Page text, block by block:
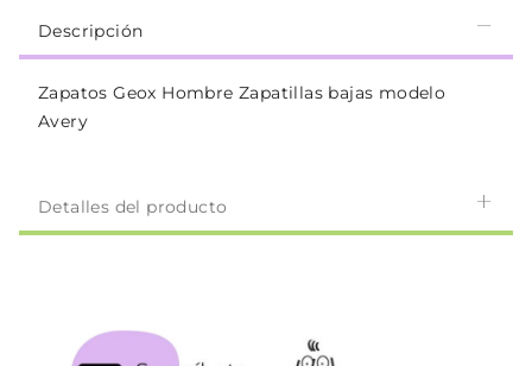
Descripción
Zapatos Geox Hombre Zapatillas bajas modelo
Avery
Detalles del producto